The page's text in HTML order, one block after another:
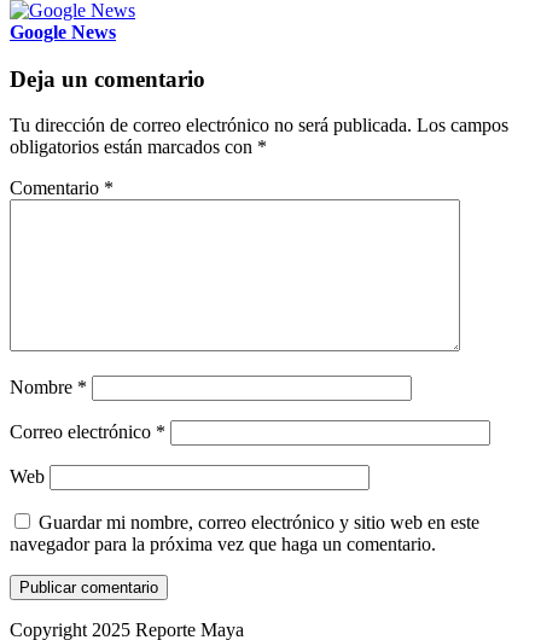
Google News
Deja un comentario
Tu dirección de correo electrónico no será publicada. Los campos
obligatorios están marcados con *
Comentario *
Nombre *
Correo electrónico *
Web
Guardar mi nombre, correo electrónico y sitio web en este
navegador para la próxima vez que haga un comentario.
Copyright 2025 Reporte Maya